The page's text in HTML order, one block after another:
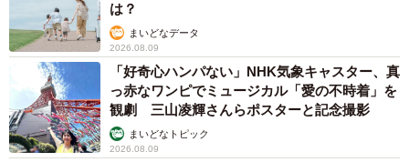
仲間のワンコたちとも仲良しです
今日もめごは「PETSの看板犬」として、多くの保護犬たち
は？
まいどなデータ
2026.08.09
「好奇心ハンパない」NHK気象キャスター、真
っ赤なワンピでミュージカル「愛の不時着」を
観劇 三山凌輝さんらポスターと記念撮影
まいどなトピック
2026.08.09